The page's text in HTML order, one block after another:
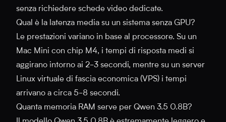
senza richiedere schede video dedicate.
Qual è la latenza media su un sistema senza GPU?
Le prestazioni variano in base al processore. Su un
Mac Mini con chip M4, i tempi di risposta medi si
aggirano intorno ai 2-3 secondi, mentre su un server
Linux virtuale di fascia economica (VPS) i tempi
arrivano a circa 5-8 secondi.
Quanta memoria RAM serve per Qwen 3.5 0.8B?